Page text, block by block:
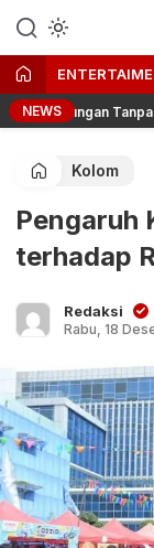
NEWSTanpa Stunting
Kolom
Pengaruh
terhadap
Redaksi
Rabu, 18